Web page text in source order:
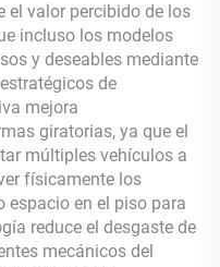
el valor percibido de los
incluso los modelos
y deseables mediante
de
mejora
giratorias, ya que el
múltiples vehículos a
físicamente los
espacio en el piso para
reduce el desgaste de
mecánicos del